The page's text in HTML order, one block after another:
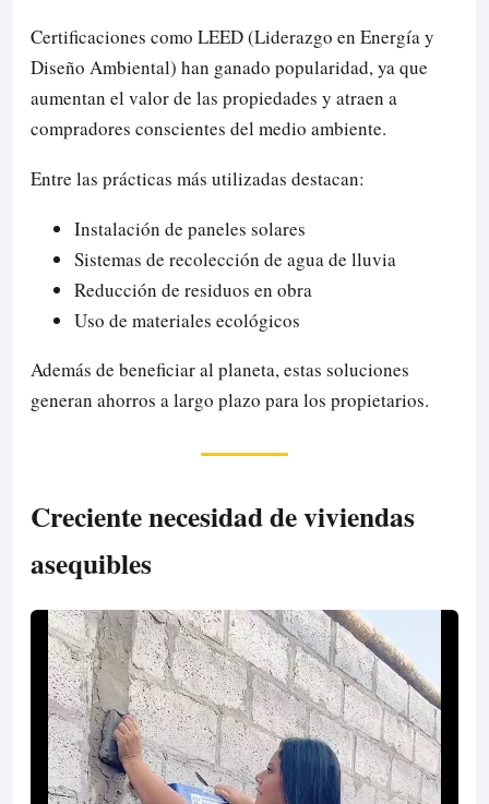
Certificaciones como LEED (Liderazgo en Energía y
Diseño Ambiental) han ganado popularidad, ya que
aumentan el valor de las propiedades y atraen a
compradores conscientes del medio ambiente.
Entre las prácticas más utilizadas destacan:
Instalación de paneles solares
Sistemas de recolección de agua de lluvia
Reducción de residuos en obra
Uso de materiales ecológicos
Además de beneficiar al planeta, estas soluciones
generan ahorros a largo plazo para los propietarios.
Creciente necesidad de viviendas
asequibles